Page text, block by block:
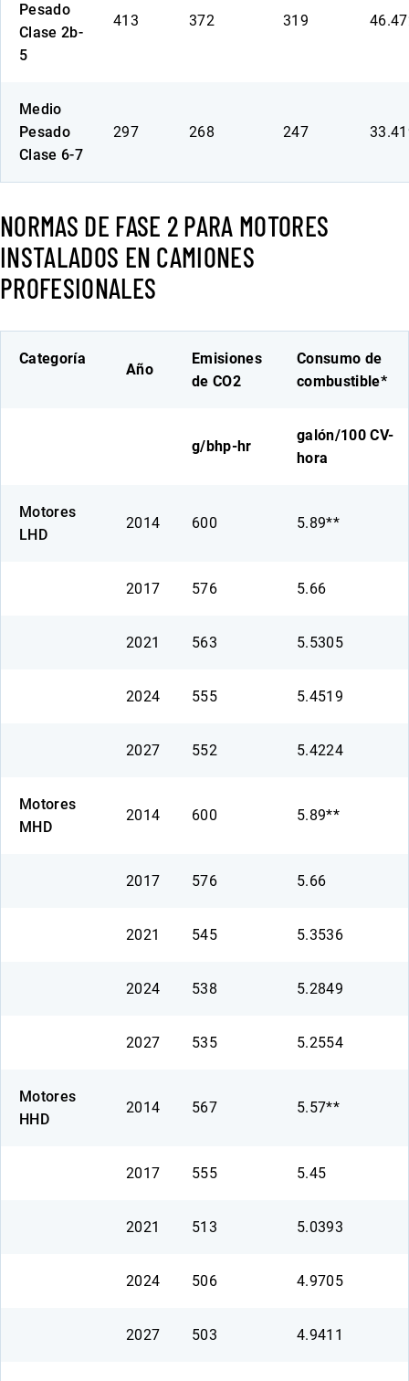
Pesado
Clase 2b-
5
413 372 319
Medio
Pesado
Clase 6-7
297 268 247
NORMAS DE FASE 2 PARA MOTORES
INSTALADOS EN CAMIONES
PROFESIONALES
Categoría
Año
Emisiones
de CO2
Consumo de
combustible*
g/bhp-hr
galón/100 CV-
hora
Motores
LHD
2014 600 5.89**
2017 576 5.66
2021 563 5.5305
2024 555 5.4519
2027 552 5.4224
Motores
MHD
2014 600 5.89**
2017 576 5.66
2021 545 5.3536
2024 538 5.2849
2027 535 5.2554
Motores
HHD
2014 567 5.57**
2017 555 5.45
2021 513 5.0393
2024 506 4.9705
2027 503 4.9411